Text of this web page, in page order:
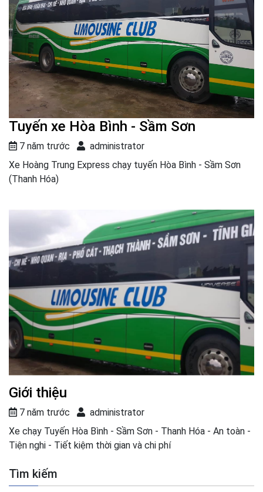
Tuyến xe Hòa Bình - Sầm Sơn
7 năm trước
administrator
Xe Hoàng Trung Express chạy tuyến Hòa Bình - Sầm Sơn
(Thanh Hóa)
Giới thiệu
7 năm trước
administrator
Xe chạy Tuyến Hòa Bình - Sầm Sơn - Thanh Hóa - An toàn -
Tiện nghi - Tiết kiệm thời gian và chi phí
Tìm kiếm